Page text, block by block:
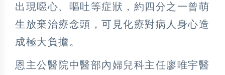
出現噁心、嘔吐等症狀，約四分之一曾萌
生放棄治療念頭，可見化療對病人身心造
成極大負擔。
恩主公醫院中醫部內婦兒科主任廖唯宇醫